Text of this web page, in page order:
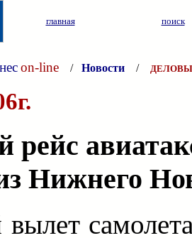
главная поиск
on-line / Новости /
Нижнего